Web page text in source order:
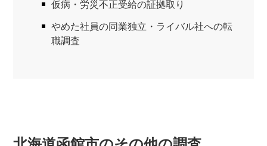
仮病・労災不正受給の証拠取り
やめた社員の同業独立・ライバル社への転
職調査